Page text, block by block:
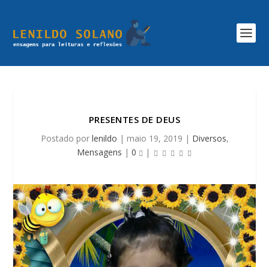
PRESENTES DE DEUS
Postado por lenildo | maio 19, 2019 | Diversos,
Mensagens | 0 |